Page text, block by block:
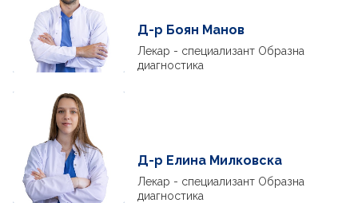
Д-р Боян Манов
Лекар - специализант Образна
диагностика
Д-р Елина Милковска
Лекар - специализант Образна
диагностика